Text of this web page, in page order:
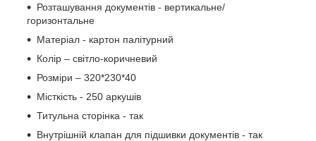
Розташування документів - вертикальне/
горизонтальне
Матеріал - картон палітурний
Колір – світло-коричневий
Розміри – 320*230*40
Місткість - 250 аркушів
Титульна сторінка - так
Внутрішній клапан для підшивки документів - так